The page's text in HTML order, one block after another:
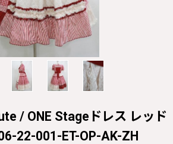
/ ONE Stageドレス レッド
22-001-ET-OP-AK-ZH